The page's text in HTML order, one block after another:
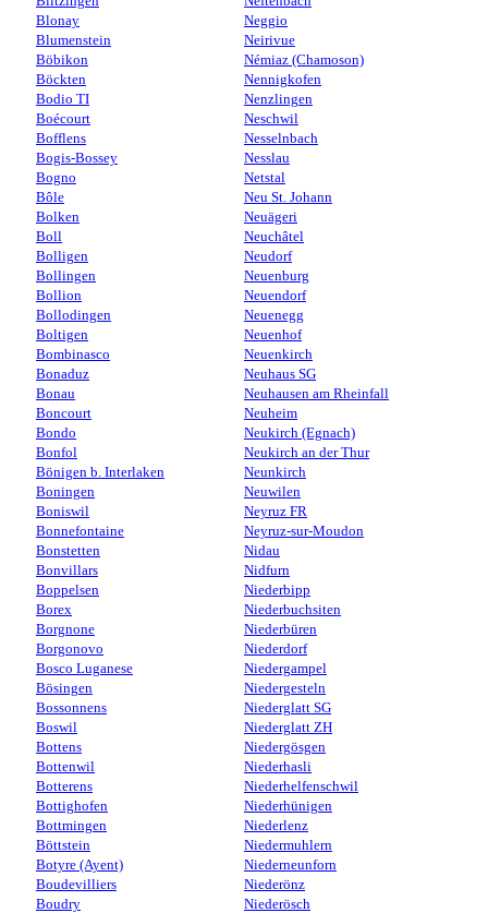
Blonay
Blumenstein
Böbikon
Böckten
Bodio TI
Boécourt
Bofflens
Bogis-Bossey
Bogno
Bôle
Bolken
Boll
Bolligen
Bollingen
Bollion
Bollodingen
Boltigen
Bombinasco
Bonaduz
Bonau
Boncourt
Bondo
Bonfol
Bönigen b. Interlaken
Boningen
Boniswil
Bonnefontaine
Bonstetten
Bonvillars
Boppelsen
Borex
Borgnone
Borgonovo
Bosco Luganese
Bösingen
Bossonnens
Boswil
Bottens
Bottenwil
Botterens
Bottighofen
Bottmingen
Böttstein
Botyre (Ayent)
Boudevilliers
Boudry
Neggio
Neirivue
Némiaz (Chamoson)
Nennigkofen
Nenzlingen
Neschwil
Nesselnbach
Nesslau
Netstal
Neu St. Johann
Neuägeri
Neuchâtel
Neudorf
Neuenburg
Neuendorf
Neuenegg
Neuenhof
Neuenkirch
Neuhaus SG
Neuhausen am Rheinfall
Neuheim
Neukirch (Egnach)
Neukirch an der Thur
Neunkirch
Neuwilen
Neyruz FR
Neyruz-sur-Moudon
Nidau
Nidfurn
Niederbipp
Niederbuchsiten
Niederbüren
Niederdorf
Niedergampel
Niedergesteln
Niederglatt SG
Niederglatt ZH
Niedergösgen
Niederhasli
Niederhelfenschwil
Niederhünigen
Niederlenz
Niedermuhlern
Niederneunforn
Niederönz
Niederösch